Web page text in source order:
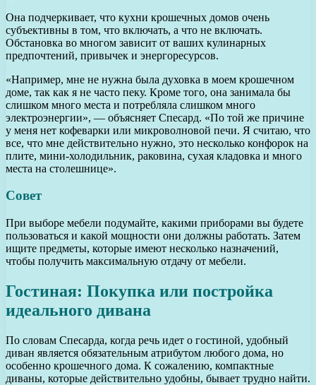
Она подчеркивает, что кухни крошечных домов очень
субъективны в том, что включать, а что не включать.
Обстановка во многом зависит от ваших кулинарных
предпочтений, привычек и энергоресурсов.
«Например, мне не нужна была духовка в моем крошечном
доме, так как я не часто пеку. Кроме того, она занимала бы
слишком много места и потребляла слишком много
электроэнергии», — объясняет Спесард. «По той же причине
у меня нет кофеварки или микроволновой печи. Я считаю, что
все, что мне действительно нужно, это несколько конфорок на
плите, мини-холодильник, раковина, сухая кладовка и много
места на столешнице».
Совет
При выборе мебели подумайте, какими приборами вы будете
пользоваться и какой мощности они должны работать. Затем
ищите предметы, которые имеют несколько назначений,
чтобы получить максимальную отдачу от мебели.
Гостиная: Покупка или постройка
идеального дивана
По словам Спесарда, когда речь идет о гостиной, удобный
диван является обязательным атрибутом любого дома, но
особенно крошечного дома. К сожалению, компактные
диваны, которые действительно удобны, бывает трудно найти.